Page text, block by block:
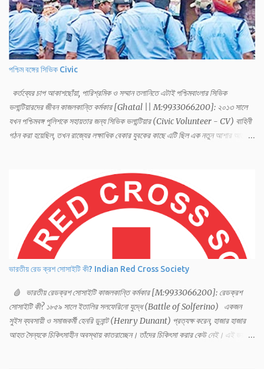
পশ্চিম বঙ্গের সিভিক Civic
কর্তব্যের চাপ আকাশছোঁয়া, পারিশ্রমিক ও সম্মান তলানিতে এটাই পশ্চিমবাংলার সিভিক
ভলান্টিয়ারদের জীবন কাজলকান্তি কর্মকার [Ghatal || M:9933066200]: ২০১৩ সালে
যখন পশ্চিমবঙ্গ পুলিশকে সহায়তার জন্য সিভিক ভলান্টিয়ার (Civic Volunteer - CV) বাহিনী
গঠন করা হয়েছিল, তখন রাজ্যের লক্ষাধিক বেকার যুবকের কাছে এটি ছিল এক নতুন আশার আলো।
বাড়লেও, পারিশ্রমিক আর সামাজিক সম্মানের ক্ষেত্রে এই বিপুল সংখ্যক কর্মীর আক্ষেপ আজ
চরমে। পুলিশের 'সহায়ক' এই বাহিনীর জীবন যেন 'মিষ্টি বিষ'-এর মতো— শুরুতে আকর্ষণীয় হলেও
ধীরে ধীরে তা বিষময় হয়ে উঠছে। সিভিক ভলান্টিয়ারদের আক্ষেপ ও অভিযোগগুলি বিশ্লেষণ করে
একটি স্পষ্ট চিত্র উঠে আসে, যেখানে একদিকে তাঁদের ওপর অমানবিক কাজের চাপ, অন্যদিকে
পরিবার এবং সমাজে সম্মান ও অর্থনৈতিক নিরাপত্তাহীনতা। আর্থ-সামাজিক বঞ্চনা: কম বেতন,
বেশি খরচ: বর্তমানে সিভিক ভলান্টিয়াররা মাসিক প্রায় ১০,০০০ টাকা ভাতা পান। একজন স...
ভারতীয় রেড ক্রশ সোসাইটি কী? Indian Red Cross Society
🩸 ভারতীয় রেডক্রশ সোসাইটি কাজলকান্তি কর্মকার [M:9933066200]: রেডক্রশ
সোসাইটি কী? ১৮৫৯ সালে ইতালির সলফেরিনো যুদ্ধে (Battle of Solferino) একজন
সুইস ব্যবসায়ী ও সমাজকর্মী হেনরি ডুনান্ট (Henry Dunant) প্রত্যক্ষ করেন, হাজার হাজার
আহত সৈন্যকে চিকিৎসাহীন অবস্থায় কাতরাচ্ছেন। তাঁদের চিকিৎসা করার কেউ নেই। এই ভয়াবহ